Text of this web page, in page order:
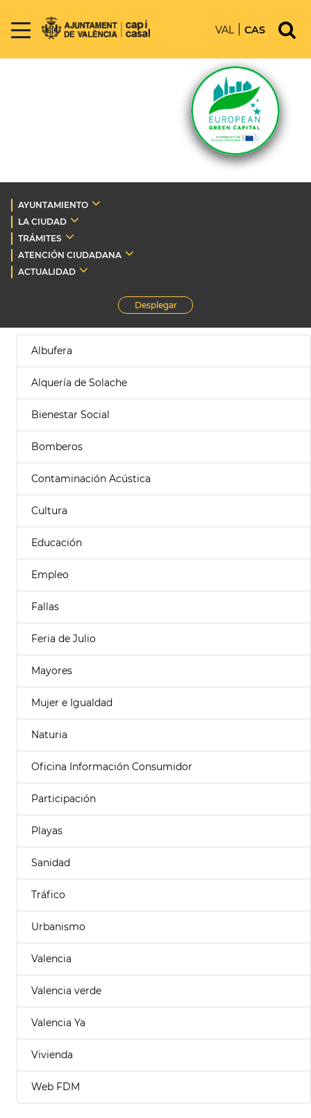
VAL CAS
AYUNTAMIENTO
LA CIUDAD
TRÁMITES
ATENCIÓN CIUDADANA
ACTUALIDAD
Desplegar
Albufera
Alquería de Solache
Bienestar Social
Bomberos
Contaminación Acústica
Cultura
Educación
Empleo
Fallas
Feria de Julio
Mayores
Mujer e Igualdad
Naturia
Oficina Información Consumidor
Participación
Playas
Sanidad
Tráfico
Urbanismo
Valencia
Valencia verde
Valencia Ya
Vivienda
Web FDM